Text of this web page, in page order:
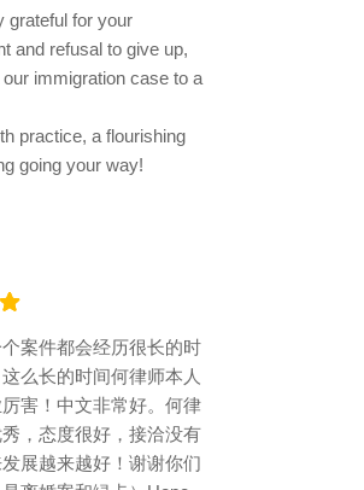
grateful for your
and refusal to give up,
immigration case to a
practice, a flourishing
going your way!
案件都会经历很长的时
么长的时间何律师本人
害！中文非常好。何律
，态度很好，接洽没有
展越来越好！谢谢你们